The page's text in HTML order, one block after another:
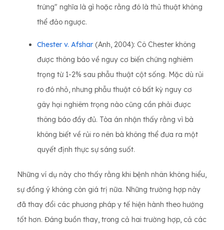
trứng" nghĩa là gì hoặc rằng đó là thủ thuật không
thể đảo ngược.
Chester v. Afshar (Anh, 2004): Cô Chester không
được thông báo về nguy cơ biến chứng nghiêm
trọng từ 1-2% sau phẫu thuật cột sống. Mặc dù rủi
ro đó nhỏ, nhưng phẫu thuật có bất kỳ nguy cơ
gây hại nghiêm trọng nào cũng cần phải được
thông báo đầy đủ. Tòa án nhận thấy rằng vì bà
không biết về rủi ro nên bà không thể đưa ra một
quyết định thực sự sáng suốt.
Những ví dụ này cho thấy rằng khi bệnh nhân không hiểu,
sự đồng ý không còn giá trị nữa. Những trường hợp này
đã thay đổi các phương pháp y tế hiện hành theo hướng
tốt hơn. Đáng buồn thay, trong cả hai trường hợp, cả các